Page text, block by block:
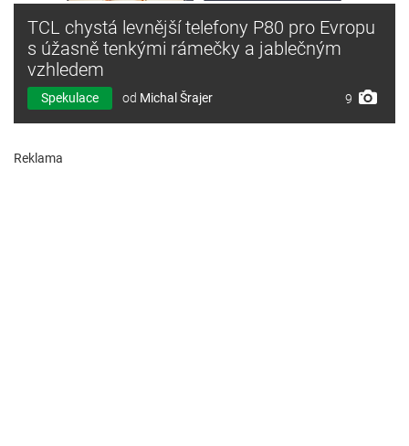
TCL chystá levnější telefony P80 pro Evropu
s úžasně tenkými rámečky a jablečným
vzhledem
Spekulace od Michal Šrajer 9
Reklama